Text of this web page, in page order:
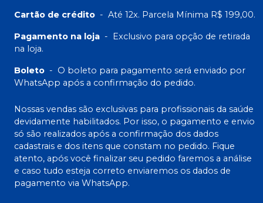
Cartão de crédito - Até 12x. Parcela Mínima R$ 199,00.
Pagamento na loja - Exclusivo para opção de retirada
na loja.
Boleto - O boleto para pagamento será enviado por
WhatsApp após a confirmação do pedido.
Nossas vendas são exclusivas para profissionais da saúde
devidamente habilitados. Por isso, o pagamento e envio
só são realizados após a confirmação dos dados
cadastrais e dos itens que constam no pedido. Fique
atento, após você finalizar seu pedido faremos a análise
e caso tudo esteja correto enviaremos os dados de
pagamento via WhatsApp.